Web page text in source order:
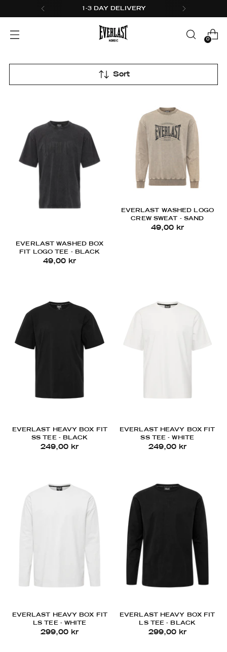
1-3 DAY DELIVERY
0
Sort
EVERLAST WASHED BOX
FIT LOGO TEE - BLACK
49,00 kr
EVERLAST WASHED LOGO
CREW SWEAT - SAND
49,00 kr
EVERLAST HEAVY BOX FIT
SS TEE - BLACK
249,00 kr
EVERLAST HEAVY BOX FIT
SS TEE - WHITE
249,00 kr
EVERLAST HEAVY BOX FIT
LS TEE - WHITE
299,00 kr
EVERLAST HEAVY BOX FIT
LS TEE - BLACK
299,00 kr